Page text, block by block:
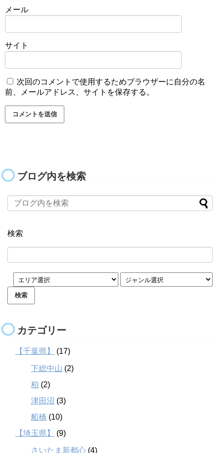
メール
サイト
次回のコメントで使用するためブラウザーに自分の名
前、メールアドレス、サイトを保存する。
ブログ内を検索
検索
カテゴリー
【千葉県】 (17)
下総中山 (2)
柏 (2)
津田沼 (3)
船橋 (10)
【埼玉県】
(9)
さいたま新都心 (4)